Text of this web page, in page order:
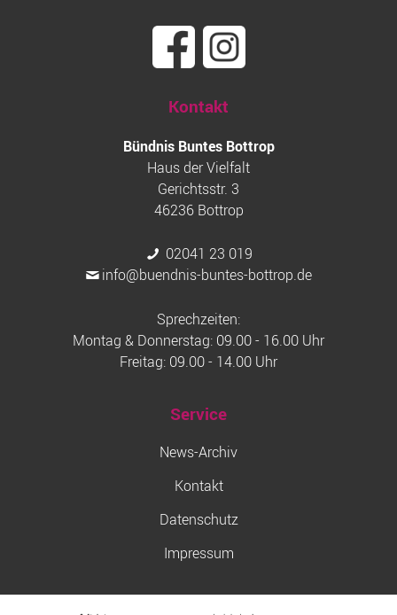
Kontakt
Bündnis Buntes Bottrop
Haus der Vielfalt
Gerichtsstr. 3
46236 Bottrop
02041 23 019
info@buendnis-buntes-bottrop.de
Sprechzeiten:
Montag & Donnerstag: 09.00 - 16.00 Uhr
Freitag: 09.00 - 14.00 Uhr
Service
News-Archiv
Kontakt
Datenschutz
Impressum